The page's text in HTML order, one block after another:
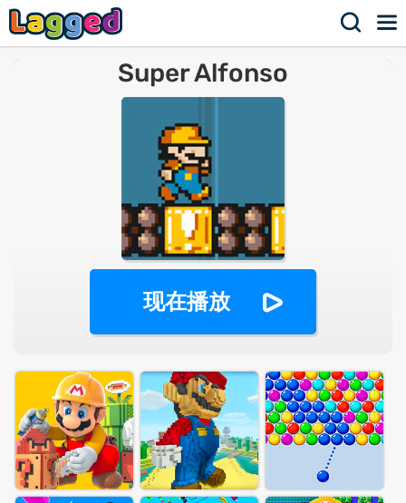
Super Alfonso
现在播放